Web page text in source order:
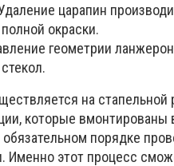
царапин
окраски.
геометрии
на стапельной
которые вмонтированы
порядке
Именно этот процесс